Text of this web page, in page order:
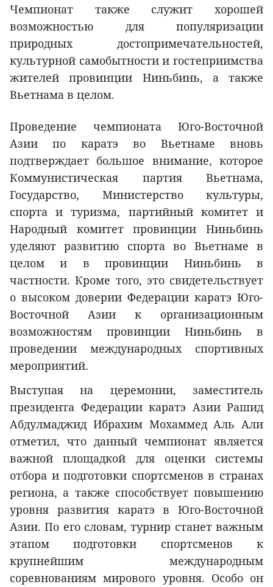
Чемпионат также служит хорошей
возможностью для популяризации
природных достопримечательностей,
культурной самобытности и гостеприимства
жителей провинции Ниньбинь, а также
Вьетнама в целом.
Проведение чемпионата Юго-Восточной
Азии по каратэ во Вьетнаме вновь
подтверждает большое внимание, которое
Коммунистическая партия Вьетнама,
Государство, Министерство культуры,
спорта и туризма, партийный комитет и
Народный комитет провинции Ниньбинь
уделяют развитию спорта во Вьетнаме в
целом и в провинции Ниньбинь в
частности. Кроме того, это свидетельствует
о высоком доверии Федерации каратэ Юго-
Восточной Азии к организационным
возможностям провинции Ниньбинь в
проведении международных спортивных
мероприятий.
Выступая на церемонии, заместитель
президента Федерации каратэ Азии Рашид
Абдулмаджид Ибрахим Мохаммед Аль Али
отметил, что данный чемпионат является
важной площадкой для оценки системы
отбора и подготовки спортсменов в странах
региона, а также способствует повышению
уровня развития каратэ в Юго-Восточной
Азии. По его словам, турнир станет важным
этапом подготовки спортсменов к
крупнейшим международным
соревнованиям мирового уровня. Особо он